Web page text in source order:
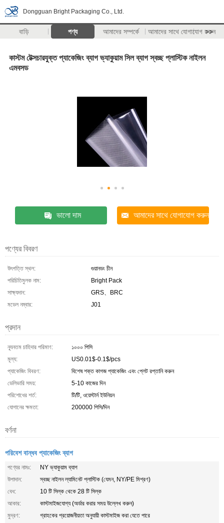
Dongguan Bright Packaging Co., Ltd.
বাড়ি পণ্য আমাদের সম্পর্কে আমাদের সাথে যোগাযোগ করুন
>>
কাস্টম টেক্সচারযুক্ত প্যাকেজিং ব্যাগ ভ্যাকুয়াম সিল ব্যাগ স্বচ্ছ প্লাস্টিক নাইলন
এমবসড
ভালো দাম আমাদের সাথে যোগাযোগ করুন
পণ্যের বিবরণ
উৎপত্তি স্থল:
গুয়ানডং চীন
পরিচিতিমুলক নাম:
Bright Pack
সাক্ষ্যদান:
GRS、BRC
মডেল নম্বার:
J01
প্রদান
ন্যূনতম চাহিদার পরিমাণ:
১০০০ পিসি
মূল্য:
US0.01$-0.1$/pcs
প্যাকেজিং বিবরণ:
বিশেষ শক্ত কাগজ প্যাকেজিং এবং প্লেট রপ্তানি করুন
ডেলিভারি সময়:
5-10 কাজের দিন
পরিশোধের শর্ত:
টি/টি, ওয়েস্টার্ন ইউনিয়ন
যোগানের ক্ষমতা:
200000 পিসি/দিন
বর্ণনা
পরিবেশ বান্ধব প্যাকেজিং ব্যাগ
পণ্যের নামঃ:
NY ভ্যাকুয়াম ব্যাগ
উপাদান:
স্বচ্ছ নাইলন ল্যামিনেট প্লাস্টিক (যেমন, NY/PE মিশ্রণ)
বেধ:
10 টি সিল্ক থেকে 28 টি সিল্ক
আকার:
কাস্টমাইজযোগ্য (অর্ডার করার সময় উল্লেখ করুন)
মুদ্রণ:
গ্রাহকের প্রয়োজনীয়তা অনুযায়ী কাস্টমাইজ করা যেতে পারে